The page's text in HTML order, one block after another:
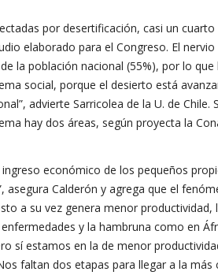
por desertificación, casi un
elaborado para el Congreso. El
la población nacional (55%), por lo que
social, porque el desierto está
advierte Sarricolea de la U. de Chile.
hay dos áreas, según proyecta la
económico de los pequeños
asegura Calderón y agrega que el
a su vez genera menor
y la hambruna como en
sí estamos en la de menor
faltan dos etapas para llegar a la más